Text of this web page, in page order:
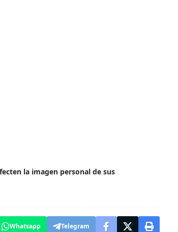
la imagen personal de sus
Whatsapp Telegram